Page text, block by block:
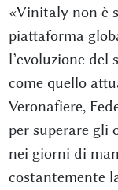
«Vinitaly non è
piattaforma
l’evoluzione del
come quello
Veronafiere,
per superare gli
nei giorni di
costantemente